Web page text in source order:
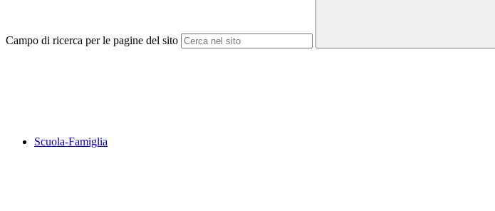
Campo di ricerca per le pagine del sito
Scuola-Famiglia